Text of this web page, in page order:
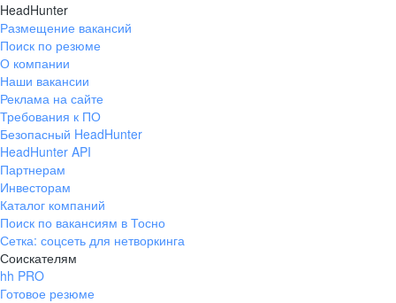
ЗАОЗЕРСК
КАНДАЛАКША
КИРОВСК (МУРМАНСКАЯ ОБЛАСТЬ)
КОВДОР
КОЛА
МОНЧЕГОРСК
ОЛЕНЕГОРСК
ОСТРОВНОЙ
ПОЛЯРНЫЙ
HeadHunter
Размещение вакансий
Поиск по резюме
О компании
Наши вакансии
Реклама на сайте
Требования к ПО
Безопасный HeadHunter
HeadHunter API
Партнерам
Инвесторам
Каталог компаний
Поиск по вакансиям в Тосно
Сетка: соцсеть для нетворкинга
Соискателям
hh PRO
Готовое резюме